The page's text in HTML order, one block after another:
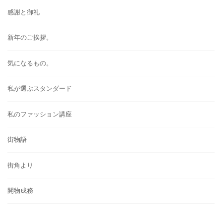
感謝と御礼
新年のご挨拶。
気になるもの。
私が選ぶスタンダード
私のファッション講座
街物語
街角より
開物成務